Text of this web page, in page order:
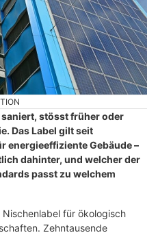
stösst früher oder
Das Label gilt seit
energieeffiziente Gebäude –
dahinter, und welcher der
passt zu welchem
für ökologisch
Zehntausende